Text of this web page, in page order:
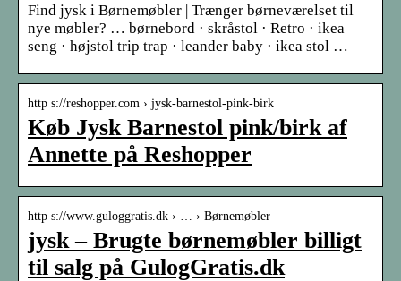
Find jysk i Børnemøbler | Trænger børneværelset til
nye møbler? … børnebord · skråstol · Retro · ikea
seng · højstol trip trap · leander baby · ikea stol …
http s://reshopper.com › jysk-barnestol-pink-birk
Køb Jysk Barnestol pink/birk af
Annette på Reshopper
http s://www.guloggratis.dk › … › Børnemøbler
jysk – Brugte børnemøbler billigt
til salg på GulogGratis.dk